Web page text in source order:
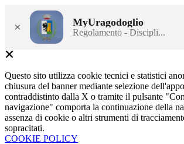
× MyUragodoglio
Regolamento - Discipli...
Questo sito utilizza cookie tecnici e statistici
chiusura del banner mediante selezione
contraddistinto dalla X o tramite il pulsante
navigazione" comporta la continuazione della
assenza di cookie o altri strumenti di
sopracitati.
COOKIE POLICY